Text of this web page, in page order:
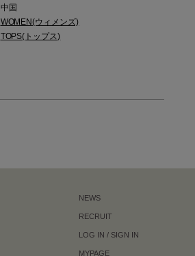
中国
WOMEN(ウィメンズ)
TOPS(トップス)
NEWS
RECRUIT
LOG IN / SIGN IN
MYPAGE